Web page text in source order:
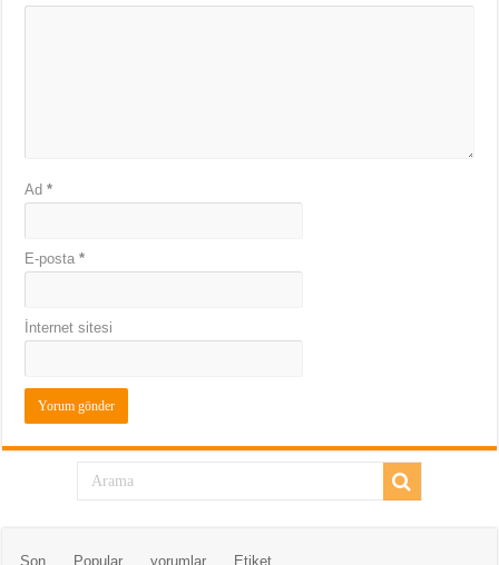
Ad*
E-posta*
İnternet sitesi
Son Popular yorumlar Etiket